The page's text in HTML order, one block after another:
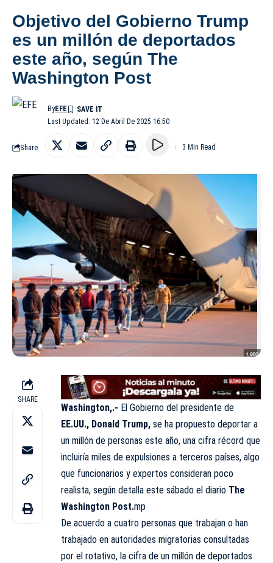
Objetivo del Gobierno Trump
es un millón de deportados
este año, según The
Washington Post
Last Updated: 12 De Abril De 2025 16:50
ByEFE
Share 3 Min Read
SHARE
Washington,.- El Gobierno del presidente de
EE.UU., Donald Trump, se ha propuesto deportar a
un millón de personas este año, una cifra récord que
incluiría miles de expulsiones a terceros países, algo
que funcionarios y expertos consideran poco
realista, según detalla este sábado el diario The
Washington Post.mp
De acuerdo a cuatro personas que trabajan o han
trabajado en autoridades migratorias consultadas
por el rotativo, la cifra de un millón de deportados